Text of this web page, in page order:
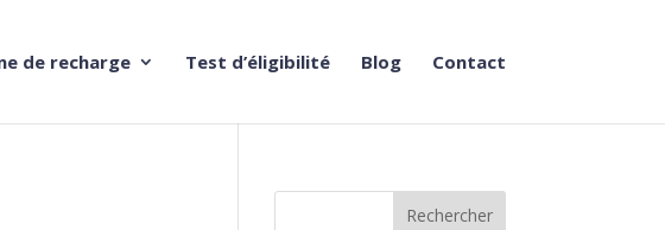
de recharge Test d’éligibilité Blog Contact
Rechercher